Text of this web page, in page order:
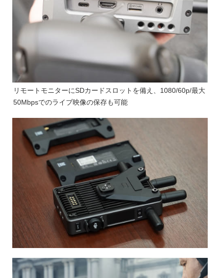
リモートモニターにSDカードスロットを備え、1080/60p/最大
50Mbpsでのライブ映像の保存も可能